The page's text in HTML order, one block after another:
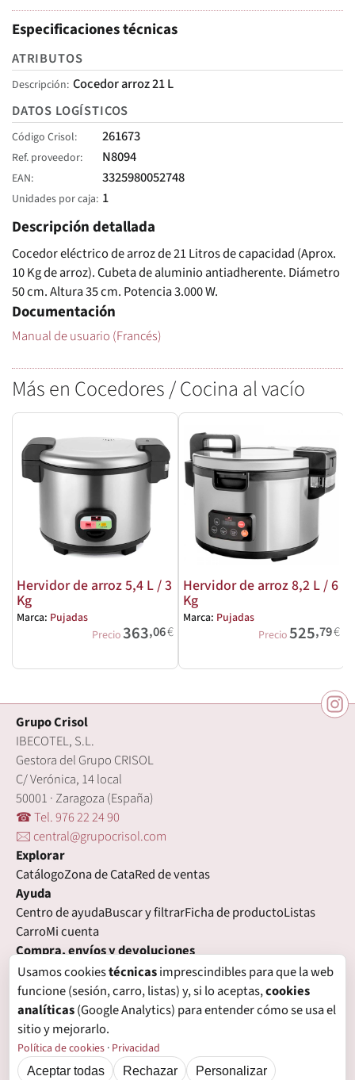
Especificaciones técnicas
ATRIBUTOS
Descripción Cocedor arroz 21 L
DATOS LOGÍSTICOS
Código Crisol 261673
Ref. proveedor N8094
EAN 3325980052748
Unidades por caja 1
Descripción detallada
Cocedor eléctrico de arroz de 21 Litros de capacidad (Aprox.
10 Kg de arroz). Cubeta de aluminio antiadherente. Diámetro
50 cm. Altura 35 cm. Potencia 3.000 W.
Documentación
Manual de usuario (Francés)
Más en Cocedores / Cocina al vacío
Hervidor de arroz 5,4 L / 3
Kg
Marca: Pujadas
Precio363,06€
Hervidor de arroz 8,2 L / 6
Kg
Marca: Pujadas
Precio525,79€
Grupo Crisol
IBECOTEL, S.L.
Gestora del Grupo CRISOL
C/ Verónica, 14 local
50001 · Zaragoza (España)
☎ Tel. 976 22 24 90
🖂 central@grupocrisol.com
Explorar
CatálogoZona de CataRed de ventas
Ayuda
Centro de ayudaBuscar y filtrarFicha de productoListas
CarroMi cuenta
Compra, envíos y devoluciones
Condiciones de compraFormas de pagoGastos de envío
Plazos de entregaDevolucionesGarantía
Legal
Aviso legalPrivacidad
Política de cookiesPreferencias de cookies
Usamos cookiestécnicasimprescindibles para que la web
funcione (sesión, carro, listas) y, si lo aceptas,cookies
analíticas(Google Analytics) para entender cómo se usa el
sitio y mejorarlo.
Política de cookies · Privacidad
Aceptar todas Rechazar Personalizar